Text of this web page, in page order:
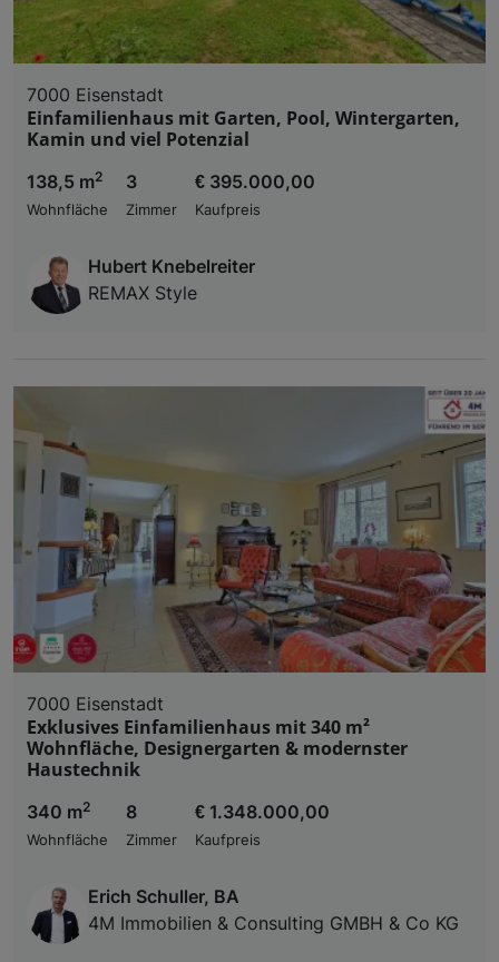
7000 Eisenstadt
Einfamilienhaus mit Garten, Pool, Wintergarten,
Kamin und viel Potenzial
138,5 m2
Wohnfläche
3
Zimmer
€ 395.000,00
Kaufpreis
Hubert Knebelreiter
REMAX Style
7000 Eisenstadt
Exklusives Einfamilienhaus mit 340 m²
Wohnfläche, Designergarten & modernster
Haustechnik
340 m2
Wohnfläche
8
Zimmer
€ 1.348.000,00
Kaufpreis
Erich Schuller, BA
4M Immobilien & Consulting GMBH & Co KG